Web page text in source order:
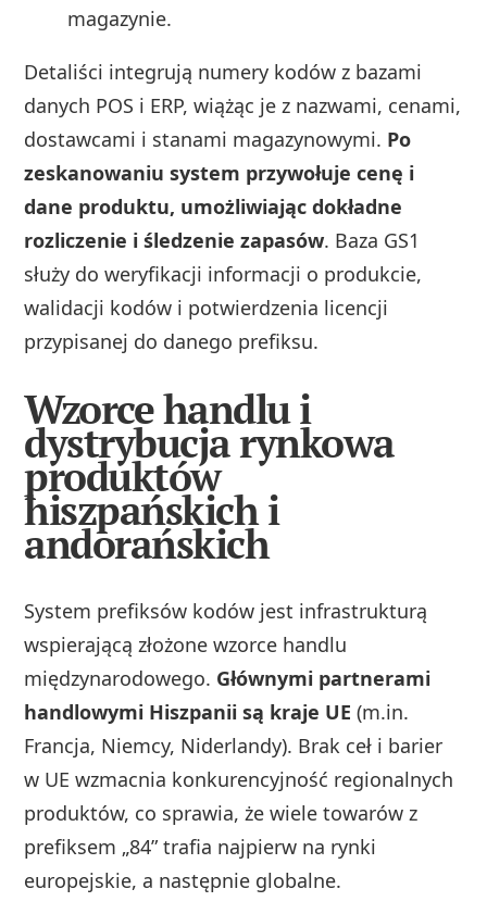
magazynie.
Detaliści integrują numery kodów z bazami
danych POS i ERP, wiążąc je z nazwami, cenami,
dostawcami i stanami magazynowymi. Po
zeskanowaniu system przywołuje cenę i
dane produktu, umożliwiając dokładne
rozliczenie i śledzenie zapasów. Baza GS1
służy do weryfikacji informacji o produkcie,
walidacji kodów i potwierdzenia licencji
przypisanej do danego prefiksu.
Wzorce handlu i
dystrybucja rynkowa
produktów
hiszpańskich i
andorańskich
System prefiksów kodów jest infrastrukturą
wspierającą złożone wzorce handlu
międzynarodowego. Głównymi partnerami
handlowymi Hiszpanii są kraje UE (m.in.
Francja, Niemcy, Niderlandy). Brak ceł i barier
w UE wzmacnia konkurencyjność regionalnych
produktów, co sprawia, że wiele towarów z
prefiksem „84” trafia najpierw na rynki
europejskie, a następnie globalne.